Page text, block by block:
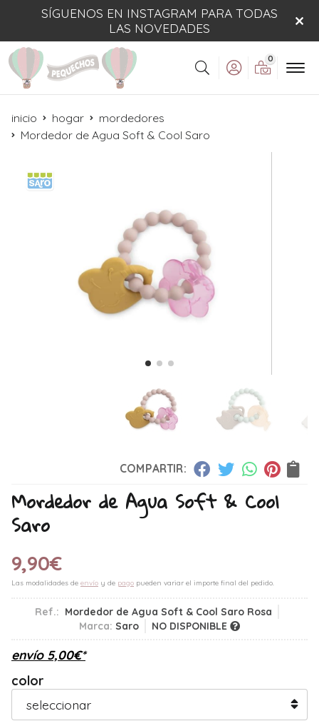
SÍGUENOS EN INSTAGRAM PARA TODAS
LAS NOVEDADES
Buscar
0
inicio hogar
mordedores
Mordedor de Agua Soft & Cool Saro
COMPARTIR:
Mordedor de Agua Soft & Cool
Saro
9,90€
Las modalidades de envío y de pago pueden variar el importe final del pedido.
Ref.: Mordedor de Agua Soft & Cool Saro Rosa
Marca: Saro NO DISPONIBLE
envío 5,00€*
color